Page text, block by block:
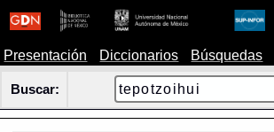
Presentación Diccionarios Búsquedas
Buscar: